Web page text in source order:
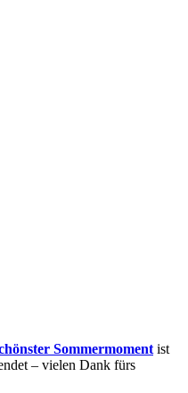
Sommermoment ist
– vielen Dank fürs